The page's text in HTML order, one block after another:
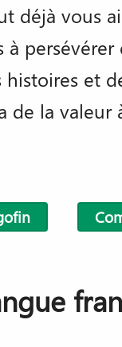
déjà vous
persévérer
et
la valeur